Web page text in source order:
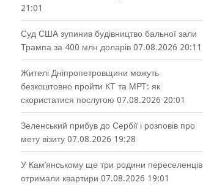
21:01
Суд США зупинив будівництво бальної зали
Трампа за 400 млн доларів 07.08.2026 20:11
Жителі Дніпропетровщини можуть
безкоштовно пройти КТ та МРТ: як
скористатися послугою 07.08.2026 20:01
Зеленський прибув до Сербії і розповів про
мету візиту 07.08.2026 19:28
У Кам’янському ще три родини переселенців
отримали квартири 07.08.2026 19:01